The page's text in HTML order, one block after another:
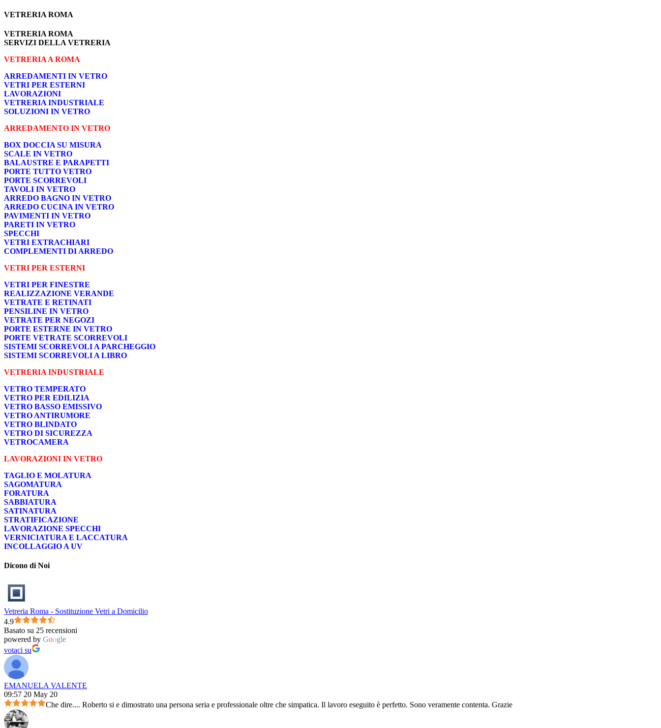
VETRERIA ROMA
VETRERIA ROMA
SERVIZI DELLA VETRERIA
VETRERIA A ROMA
ARREDAMENTI IN VETRO
VETRI PER ESTERNI
LAVORAZIONI
VETRERIA INDUSTRIALE
SOLUZIONI IN VETRO
ARREDAMENTO IN VETRO
BOX DOCCIA SU MISURA
SCALE IN VETRO
BALAUSTRE E PARAPETTI
PORTE TUTTO VETRO
PORTE SCORREVOLI
TAVOLI IN VETRO
ARREDO BAGNO IN VETRO
ARREDO CUCINA IN VETRO
PAVIMENTI IN VETRO
PARETI IN VETRO
SPECCHI
VETRI EXTRACHIARI
COMPLEMENTI DI ARREDO
VETRI PER ESTERNI
VETRI PER FINESTRE
REALIZZAZIONE VERANDE
VETRATE E RETINATI
PENSILINE IN VETRO
VETRATE PER NEGOZI
PORTE ESTERNE IN VETRO
PORTE VETRATE SCORREVOLI
SISTEMI SCORREVOLI A PARCHEGGIO
SISTEMI SCORREVOLI A LIBRO
VETRERIA INDUSTRIALE
VETRO TEMPERATO
VETRO PER EDILIZIA
VETRO BASSO EMISSIVO
VETRO ANTIRUMORE
VETRO BLINDATO
VETRO DI SICUREZZA
VETROCAMERA
LAVORAZIONI IN VETRO
TAGLIO E MOLATURA
SAGOMATURA
FORATURA
SABBIATURA
SATINATURA
STRATIFICAZIONE
LAVORAZIONE SPECCHI
VERNICIATURA E LACCATURA
INCOLLAGGIO A UV
Dicono di Noi
Vetreria Roma - Sostituzione Vetri a Domicilio
4.9
Basato su 25 recensioni
powered by Google
votaci su
EMANUELA VALENTE
09:57 20 May 20
Che dire.... Roberto si e dimostrato una persona seria e professionale oltre che simpatica. Il lavoro eseguito è perfetto. Sono veramente contenta. Grazie